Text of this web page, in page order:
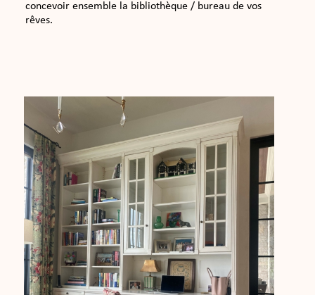
concevoir ensemble la bibliothèque / bureau de vos
rêves.